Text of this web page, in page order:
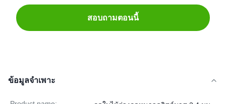
สอบถามตอนนี้
ข้อมูลจำเพาะ